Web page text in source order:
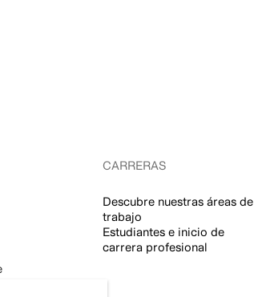
CARRERAS
Descubre nuestras áreas de
trabajo
Estudiantes e inicio de
carrera profesional